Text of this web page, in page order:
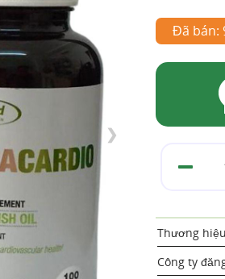
❯
Đã bán:
Thương hiệu
Công ty